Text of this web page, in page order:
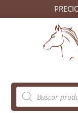
Búsqueda
de
productos